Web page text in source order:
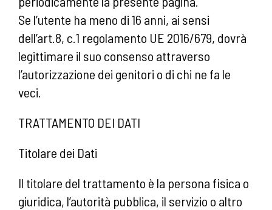
Se l’utente ha meno di 16 anni, ai sensi
dell’art.8, c.1 regolamento UE 2016/679, dovrà
legittimare il suo consenso attraverso
l’autorizzazione dei genitori o di chi ne fa le
veci.
TRATTAMENTO DEI DATI
Titolare dei Dati
Il titolare del trattamento è la persona fisica o
giuridica, l’autorità pubblica, il servizio o altro